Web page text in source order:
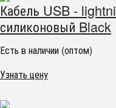
Кабель USB -
силиконовый Black
Есть в наличии (оптом)
Узнать цену